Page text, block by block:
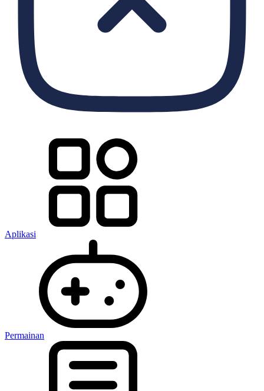
Aplikasi
Permainan